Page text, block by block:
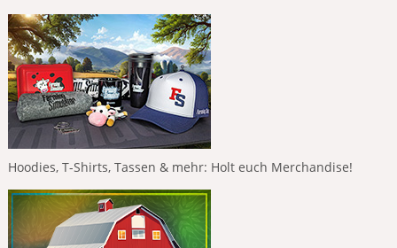
Hoodies, T-Shirts, Tassen & mehr: Holt euch Merchandise!